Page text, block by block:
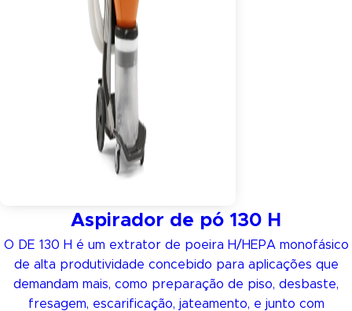
Aspirador de pó 130 H
O DE 130 H é um extrator de poeira H/HEPA monofásico
de alta produtividade concebido para aplicações que
demandam mais, como preparação de piso, desbaste,
fresagem, escarificação, jateamento, e junto com